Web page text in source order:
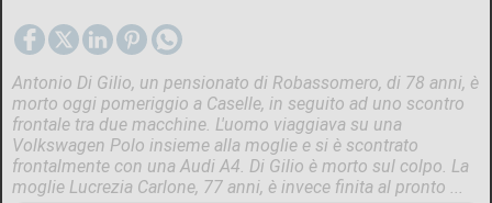
Antonio Di Gilio, un pensionato di Robassomero, di 78 anni, è
morto oggi pomeriggio a Caselle, in seguito ad uno scontro
frontale tra due macchine. L'uomo viaggiava su una
Volkswagen Polo insieme alla moglie e si è scontrato
frontalmente con una Audi A4. Di Gilio è morto sul colpo. La
moglie Lucrezia Carlone, 77 anni, è invece finita al pronto ...